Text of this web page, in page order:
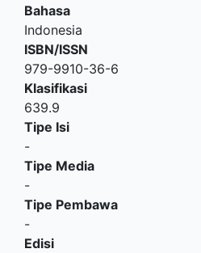
Bahasa
Indonesia
ISBN/ISSN
979-9910-36-6
Klasifikasi
639.9
Tipe Isi
-
Tipe Media
-
Tipe Pembawa
-
Edisi